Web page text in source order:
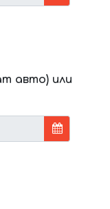
авто) или